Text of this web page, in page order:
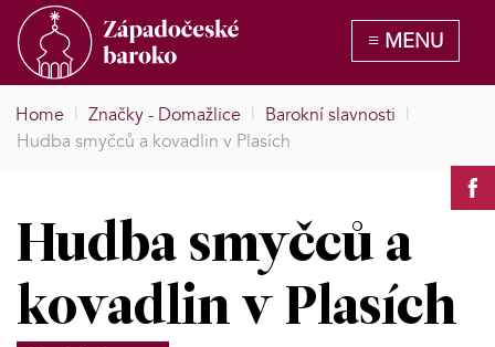
Home | Značky - Domažlice | Barokní slavnosti |
Hudba smyčců a kovadlin v Plasích
Hudba smyčců a
kovadlin v Plasích